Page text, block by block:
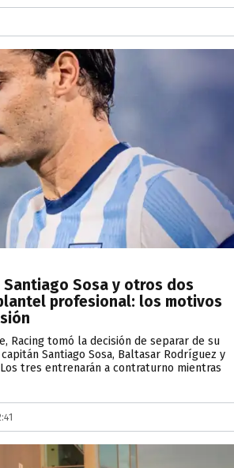
Santiago Sosa y otros dos
profesional: los motivos
Racing tomó la decisión de separar de su
Santiago Sosa, Baltasar Rodríguez y
tres entrenarán a contraturno mientras